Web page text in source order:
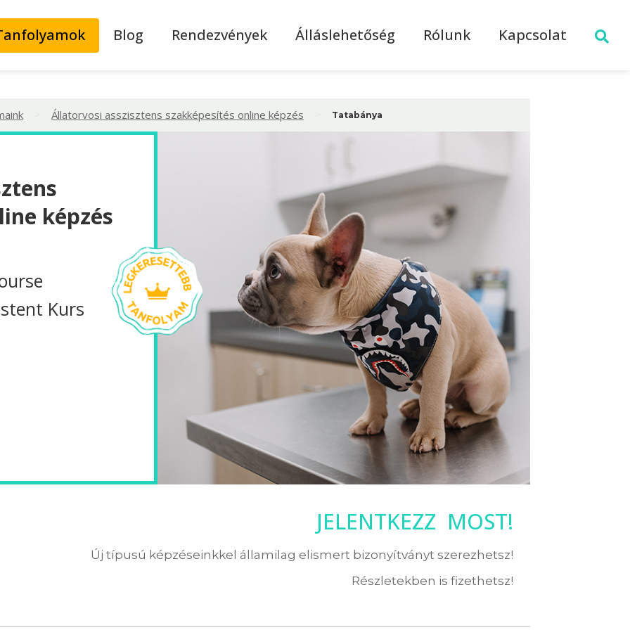
Blog Rendezvények Álláslehetőség Rólunk Kapcsolat
Állatorvosi asszisztens szakképesítés online képzés Tatabánya
képzés
Kurs
JELENTKEZZ MOST!
Új típusú képzéseinkkel államilag elismert bizonyítványt szerezhetsz!
Részletekben is fizethetsz!